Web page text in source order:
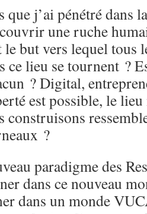
j’ai pénétré dans
une ruche
but vers lequel tous
ce lieu se tournent ?
? Digital,
est possible, le lieu
construisons
?
paradigme des
dans ce nouveau
dans un monde